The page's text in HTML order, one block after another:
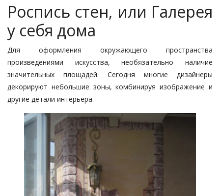
Роспись стен, или Галерея
у себя дома
Для оформления окружающего пространства
произведениями искусства, необязательно наличие
значительных площадей. Сегодня многие дизайнеры
декорируют небольшие зоны, комбинируя изображение и
другие детали интерьера.